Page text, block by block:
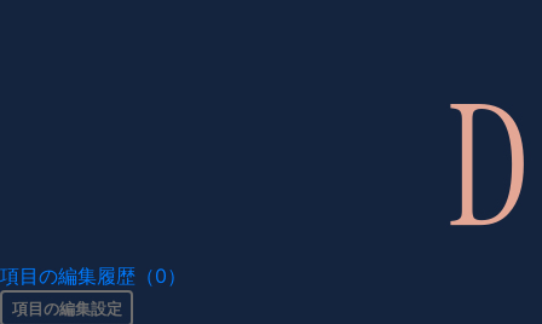
項目の編集履歴（0）
項目の編集設定